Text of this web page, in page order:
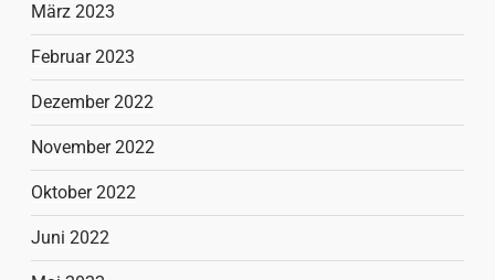
März 2023
Februar 2023
Dezember 2022
November 2022
Oktober 2022
Juni 2022